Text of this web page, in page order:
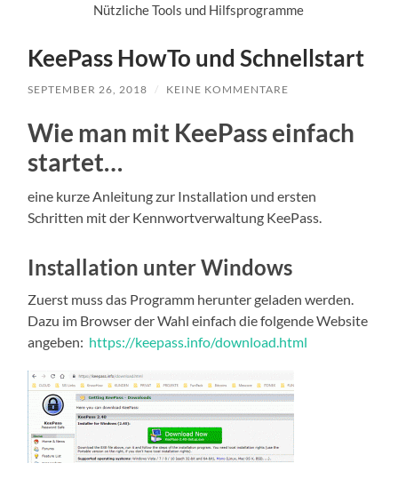
Nützliche Tools und Hilfsprogramme
KeePass HowTo und Schnellstart
SEPTEMBER 26, 2018 / KEINE KOMMENTARE
Wie man mit KeePass einfach
startet…
eine kurze Anleitung zur Installation und ersten
Schritten mit der Kennwortverwaltung KeePass.
Installation unter Windows
Zuerst muss das Programm herunter geladen werden.
Dazu im Browser der Wahl einfach die folgende Website
angeben: https://keepass.info/download.html